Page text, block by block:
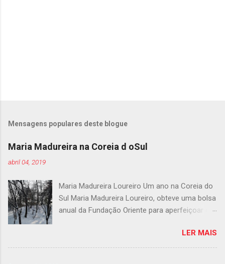
i
u
m
o
m
e
n
t
á
o
Mensagens populares deste blogue
Maria Madureira na Coreia d oSul
abril 04, 2019
Maria Madureira Loureiro Um ano na Coreia do
Sul Maria Madureira Loureiro, obteve uma bolsa
anual da Fundação Oriente para aperfeiçoar os
corrente ano letivo. Partiu para lá no fim de de
Novembro e conta-nos agora a sua experiência
LER MAIS